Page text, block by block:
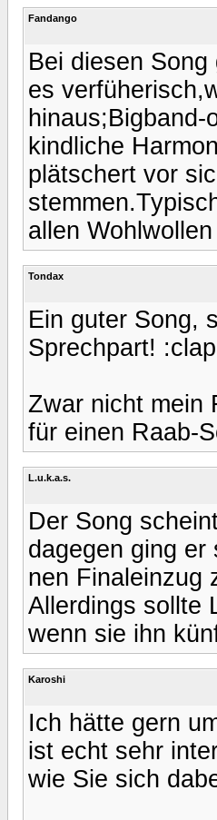
Fandango
Bei diesen
es
kindliche
plätschert vor
allen
Tondax
Ein guter Song,
Sprechpart!
Zwar nicht mein
für einen Raab-
L.u.k.a.s.
Der Song
dagegen ging
nen Finaleinzug
Allerdings sollte
wenn sie ihn
Karoshi
Ich hätte gern
ist echt sehr
wie Sie sich